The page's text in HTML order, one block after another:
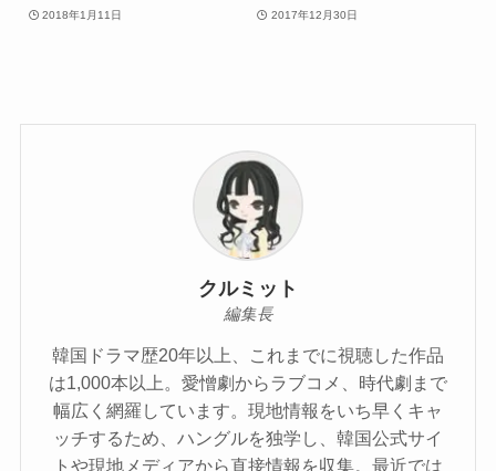
2018年1月11日 2017年12月30日
クルミット
編集長
韓国ドラマ歴20年以上、これまでに視聴した作品
は1,000本以上。愛憎劇からラブコメ、時代劇まで
幅広く網羅しています。現地情報をいち早くキャ
ッチするため、ハングルを独学し、韓国公式サイ
トや現地メディアから直接情報を収集。最近では